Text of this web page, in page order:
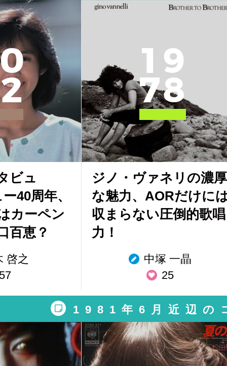
2
ビュ
40周年、
カーペン
百恵？
啓之
1 9
78
ジノ・ヴァネリの濃厚
な魅力、AORだけに
収まらない圧倒的歌唱
力！
中塚 一晶
25
1981年6月近辺の